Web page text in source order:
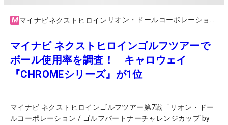
マイナビネクストヒロイン
マイナビ ネクストヒロインゴルフツアーで
ボール使用率を調査！ キャロウェイ
『CHROMEシリーズ』が1位
マイナビ ネクストヒロインゴルフツアー第7戦「リオン・ドー
ルコーポレーション / ゴルフパートナーチャレンジカップ by